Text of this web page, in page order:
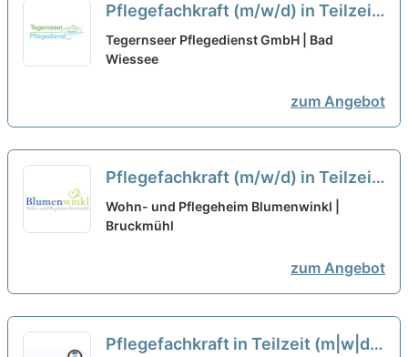
Pflegefachkraft (m/w/d) in Teilzeit
– Pflegen, begleiten, beraten!
Tegernseer Pflegedienst GmbH | Bad
Wiessee
zum Angebot
Pflegefachkraft (m/w/d) in Teilzeit
(20 Stunden/Woche) - Wir freuen
uns auf Ihre Unterstützung!
Wohn- und Pflegeheim Blumenwinkl |
Bruckmühl
zum Angebot
Pflegefachkraft in Teilzeit (m|w|d)